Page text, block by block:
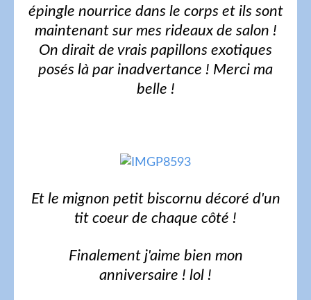
épingle nourrice dans le corps et ils sont
maintenant sur mes rideaux de salon !
On dirait de vrais papillons exotiques
posés là par inadvertance ! Merci ma
belle !
Et le mignon petit biscornu décoré d'un
tit coeur de chaque côté !
Finalement j'aime bien mon
anniversaire ! lol !